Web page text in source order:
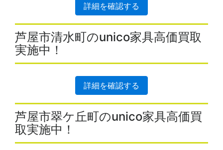
詳細を確認する
芦屋市清水町のunico家具高価買取
実施中！
詳細を確認する
芦屋市翠ケ丘町のunico家具高価買
取実施中！